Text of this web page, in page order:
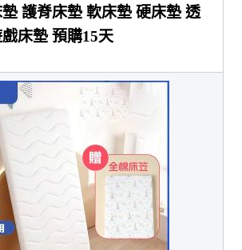
護脊床墊 軟床墊 硬床墊 透
床墊 預購15天